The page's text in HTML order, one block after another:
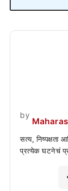
by
सत्य, निष्पक्षता
प्रत्येक घटनेचं